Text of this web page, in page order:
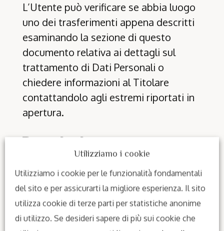
L’Utente può verificare se abbia luogo
uno dei trasferimenti appena descritti
esaminando la sezione di questo
documento relativa ai dettagli sul
trattamento di Dati Personali o
chiedere informazioni al Titolare
contattandolo agli estremi riportati in
apertura.
Periodo di conservazione
I Dati sono trattati e conservati per il
tempo richiesto dalle finalità per le
quali sono stati raccolti.
Pertanto:
Utilizziamo i cookie
Utilizziamo i cookie per le funzionalità fondamentali
del sito e per assicurarti la migliore esperienza. Il sito
utilizza cookie di terze parti per statistiche anonime
di utilizzo. Se desideri sapere di più sui cookie che